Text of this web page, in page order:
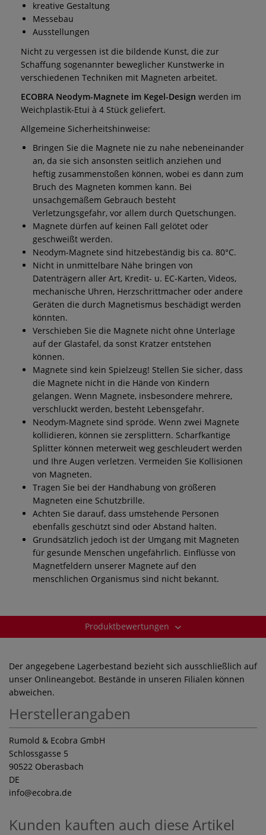
kreative Gestaltung
Messebau
Ausstellungen
Nicht zu vergessen ist die bildende Kunst, die zur
Schaffung sogenannter beweglicher Kunstwerke in
verschiedenen Techniken mit Magneten arbeitet.
ECOBRA Neodym-Magnete im Kegel-Design werden im
Weichplastik-Etui à 4 Stück geliefert.
Allgemeine Sicherheitshinweise:
Bringen Sie die Magnete nie zu nahe nebeneinander
an, da sie sich ansonsten seitlich anziehen und
heftig zusammenstoßen können, wobei es dann zum
Bruch des Magneten kommen kann. Bei
unsachgemäßem Gebrauch besteht
Verletzungsgefahr, vor allem durch Quetschungen.
Magnete dürfen auf keinen Fall gelötet oder
geschweißt werden.
Neodym-Magnete sind hitzebeständig bis ca. 80°C.
Nicht in unmittelbare Nähe bringen von
Datenträgern aller Art, Kredit- u. EC-Karten, Videos,
mechanische Uhren, Herzschrittmacher oder andere
Geräten die durch Magnetismus beschädigt werden
könnten.
Verschieben Sie die Magnete nicht ohne Unterlage
auf der Glastafel, da sonst Kratzer entstehen
können.
Magnete sind kein Spielzeug! Stellen Sie sicher, dass
die Magnete nicht in die Hände von Kindern
gelangen. Wenn Magnete, insbesondere mehrere,
verschluckt werden, besteht Lebensgefahr.
Neodym-Magnete sind spröde. Wenn zwei Magnete
kollidieren, können sie zersplittern. Scharfkantige
Splitter können meterweit weg geschleudert werden
und Ihre Augen verletzen. Vermeiden Sie Kollisionen
von Magneten.
Tragen Sie bei der Handhabung von größeren
Magneten eine Schutzbrille.
Achten Sie darauf, dass umstehende Personen
ebenfalls geschützt sind oder Abstand halten.
Grundsätzlich jedoch ist der Umgang mit Magneten
für gesunde Menschen ungefährlich. Einflüsse von
Magnetfeldern unserer Magnete auf den
menschlichen Organismus sind nicht bekannt.
Produktbewertungen
Der angegebene Lagerbestand bezieht sich ausschließlich auf
unser Onlineangebot. Bestände in unseren Filialen können
abweichen.
Herstellerangaben
Rumold & Ecobra GmbH
Schlossgasse 5
90522 Oberasbach
DE
info@ecobra.de
Kunden kauften auch diese Artikel